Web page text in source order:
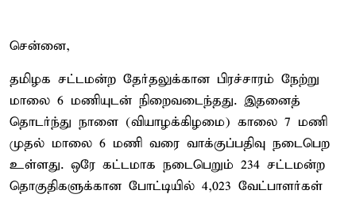
சென்னை,
தமிழக சட்டமன்ற தேர்தலுக்கான பிரச்சாரம் நேற்று
மாலை 6 மணியுடன் நிறைவடைந்தது. இதனைத்
தொடர்ந்து நாளை (வியாழக்கிழமை) காலை 7 மணி
முதல் மாலை 6 மணி வரை வாக்குப்பதிவு நடைபெற
உள்ளது. ஒரே கட்டமாக நடைபெறும் 234 சட்டமன்ற
தொகுதிகளுக்கான போட்டியில் 4,023 வேட்பாளர்கள்